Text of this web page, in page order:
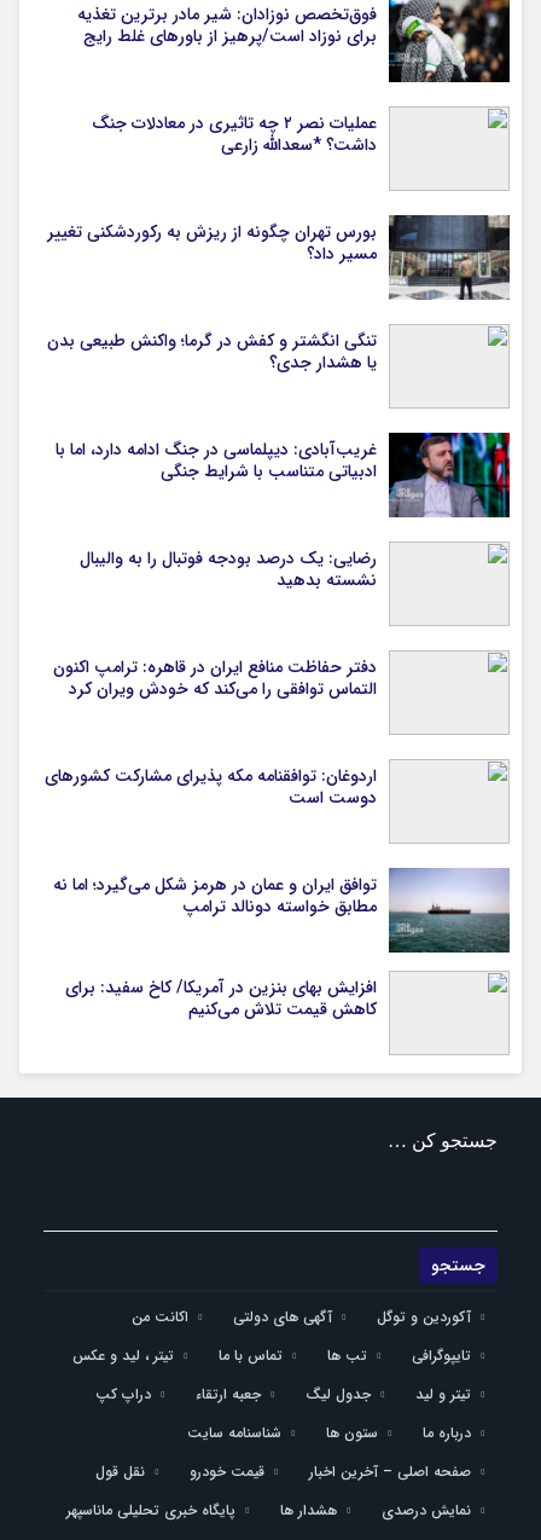
فوق‌تخصص نوزادان: شیر مادر برترین تغذیه
برای نوزاد است/پرهیز از باورهای غلط رایج
عملیات نصر ۲ چه تاثیری در معادلات جنگ
داشت؟ *سعدالله زارعی
بورس تهران چگونه از ریزش به رکوردشکنی تغییر
مسیر داد؟
تنگی انگشتر و کفش در گرما؛ واکنش طبیعی بدن
یا هشدار جدی؟
غریب‌آبادی: دیپلماسی در جنگ ادامه دارد، اما با
ادبیاتی متناسب با شرایط جنگی
رضایی: یک درصد بودجه فوتبال را به والیبال
نشسته بدهید
دفتر حفاظت منافع ایران در قاهره: ترامپ اکنون
التماس توافقی را می‌کند که خودش ویران کرد
اردوغان: توافقنامه مکه پذیرای مشارکت کشورهای
دوست است
توافق ایران و عمان در هرمز شکل می‌گیرد؛ اما نه
مطابق خواسته دونالد ترامپ
افزایش بهای بنزین در آمریکا/ کاخ سفید: برای
کاهش قیمت تلاش می‌کنیم
جستجو کن …
آکوردین و توگل آگهی های دولتی
اکانت من
تایپوگرافی
تب ها تماس با ما
تیتر ، لید و عکس
تیتر و لید
جدول لیگ جعبه ارتقاء
دراپ کپ
درباره ما
ستون ها
شناسنامه سایت
صفحه اصلی – آخرین اخبار
قیمت خودرو
نقل قول
نمایش درصدی
هشدار ها
پایگاه خبری تحلیلی ماناسپهر